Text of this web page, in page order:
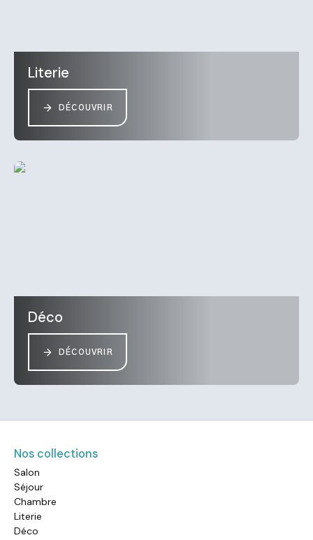
Literie
DÉCOUVRIR
Déco
DÉCOUVRIR
Nos collections
Salon
Séjour
Chambre
Literie
Déco